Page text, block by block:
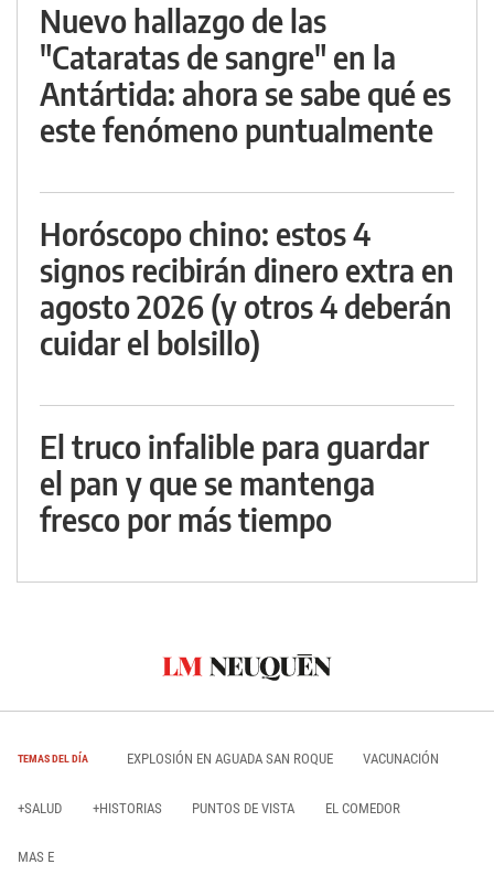
Nuevo hallazgo de las
"Cataratas de sangre" en la
Antártida: ahora se sabe qué es
este fenómeno puntualmente
Horóscopo chino: estos 4
signos recibirán dinero extra en
agosto 2026 (y otros 4 deberán
cuidar el bolsillo)
El truco infalible para guardar
el pan y que se mantenga
fresco por más tiempo
TEMAS DEL DÍA EXPLOSIÓN EN AGUADA SAN ROQUE VACUNACIÓN
+SALUD +HISTORIAS PUNTOS DE VISTA EL COMEDOR
MAS E